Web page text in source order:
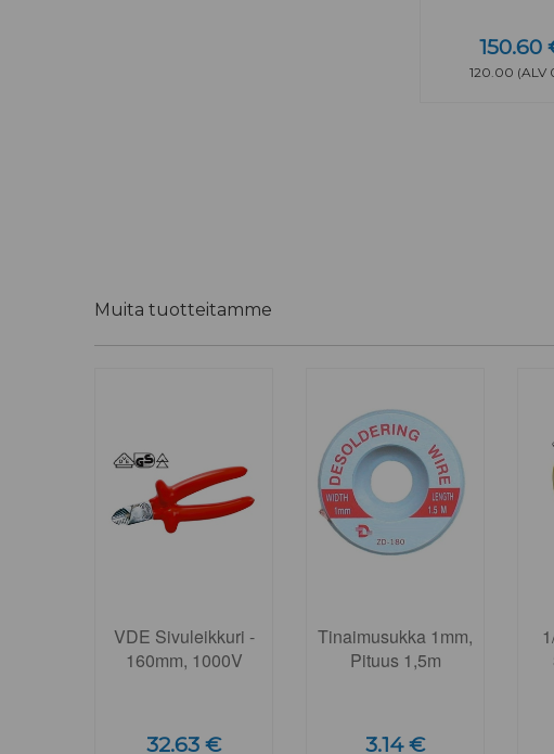
150.60
120.00 (ALV
Muita tuotteitamme
VDE Sivuleikkuri -
160mm, 1000V
32.63 €
Tinaimusukka 1mm,
Pituus 1,5m
3.14 €